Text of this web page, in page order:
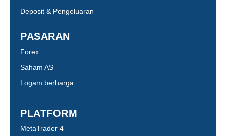
Deposit & Pengeluaran
PASARAN
Forex
Saham AS
Logam berharga
PLATFORM
MetaTrader 4